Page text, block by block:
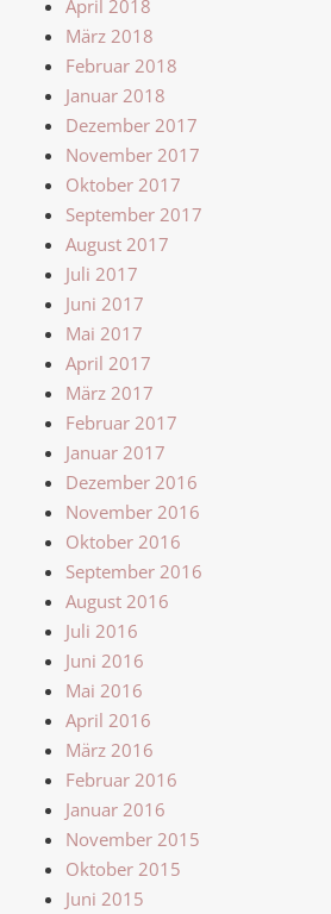
April 2018
März 2018
Februar 2018
Januar 2018
Dezember 2017
November 2017
Oktober 2017
September 2017
August 2017
Juli 2017
Juni 2017
Mai 2017
April 2017
März 2017
Februar 2017
Januar 2017
Dezember 2016
November 2016
Oktober 2016
September 2016
August 2016
Juli 2016
Juni 2016
Mai 2016
April 2016
März 2016
Februar 2016
Januar 2016
November 2015
Oktober 2015
Juni 2015